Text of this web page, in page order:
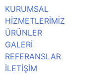
KURUMSAL
HİZMETLERİMİZ
ÜRÜNLER
GALERİ
REFERANSLAR
İLETİŞİM